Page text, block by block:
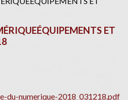
ET
du-numerique-2018_031218.pdf